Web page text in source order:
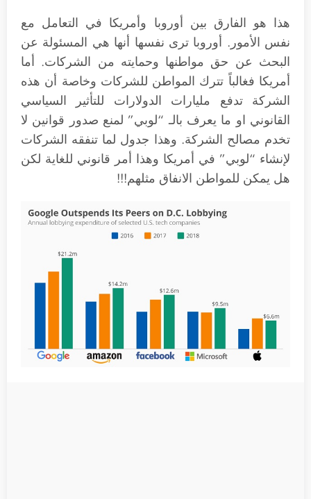
هذا هو الفارق بين أوروبا وأمريكا في التعامل مع
نفس الأمور. أوروبا ترى نفسها أنها هي المسئولة عن
البحث عن حق مواطنها وحمايته من الشركات. أما
أمريكا فغالباً تترك المواطن للشركات وخاصة أن هذه
الشركة تدفع مليارات الدولارات للتأثير السياسي
القانوني او ما يعرف بالـ “لوبي” لمنع صدور قوانين لا
تخدم مصالح الشركة. وهذا جدول لما تنفقه الشركات
لإنشاء “لوبي” في أمريكا وهذا أمر قانوني للغاية لكن
هل يمكن للمواطن الانفاق مثلهم!!!